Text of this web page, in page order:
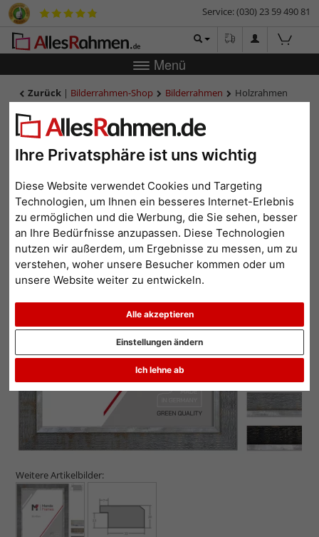
Ihre Privatsphäre ist uns wichtig
Diese Website verwendet Cookies und Targeting
Technologien, um Ihnen ein besseres Internet-Erlebnis
zu ermöglichen und die Werbung, die Sie sehen, besser
an Ihre Bedürfnisse anzupassen. Diese Technologien
nutzen wir außerdem, um Ergebnisse zu messen, um zu
verstehen, woher unsere Besucher kommen oder um
unsere Website weiter zu entwickeln.
Alle akzeptieren
Ich lehne ab
Einstellungen ändern
Service: (030) 23 59 490 81
Menü
Zurück | Bilderrahmen-Shop Bilderrahmen
Holzrahmen
Holzrahmen Zuschnitt
Martins
Weitere Artikelbilder: